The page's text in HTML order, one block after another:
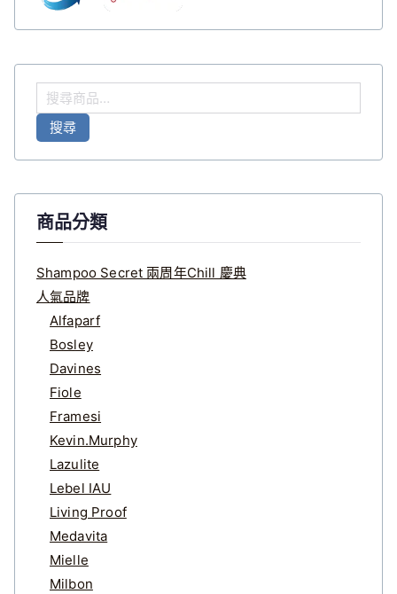
搜
尋
搜尋
商品分類
Shampoo Secret 兩周年Chill 慶典
人氣品牌
Alfaparf
Bosley
Davines
Fiole
Framesi
Kevin.Murphy
Lazulite
Lebel IAU
Living Proof
Medavita
Mielle
Milbon